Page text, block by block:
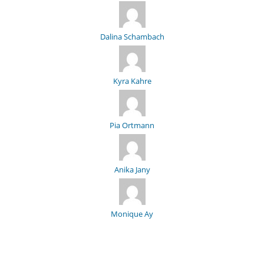
Dalina Schambach
Kyra Kahre
Pia Ortmann
Anika Jany
Monique Ay